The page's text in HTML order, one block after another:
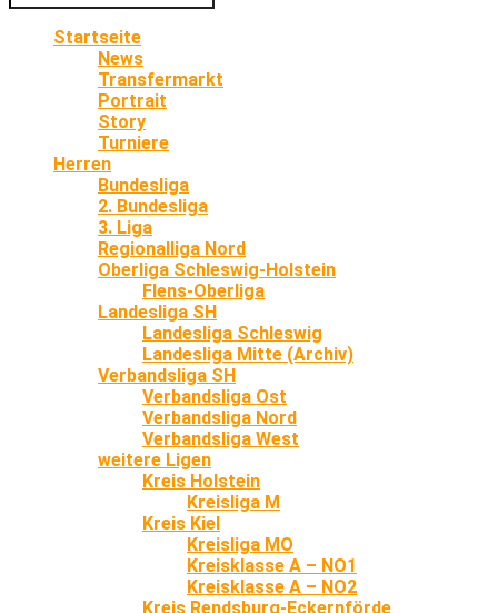
Startseite
News
Transfermarkt
Portrait
Story
Turniere
Herren
Bundesliga
2. Bundesliga
3. Liga
Regionalliga Nord
Oberliga Schleswig-Holstein
Flens-Oberliga
Landesliga SH
Landesliga Schleswig
Landesliga Mitte (Archiv)
Verbandsliga SH
Verbandsliga Ost
Verbandsliga Nord
Verbandsliga West
weitere Ligen
Kreis Holstein
Kreisliga M
Kreis Kiel
Kreisliga MO
Kreisklasse A – NO1
Kreisklasse A – NO2
Kreis Rendsburg-Eckernförde